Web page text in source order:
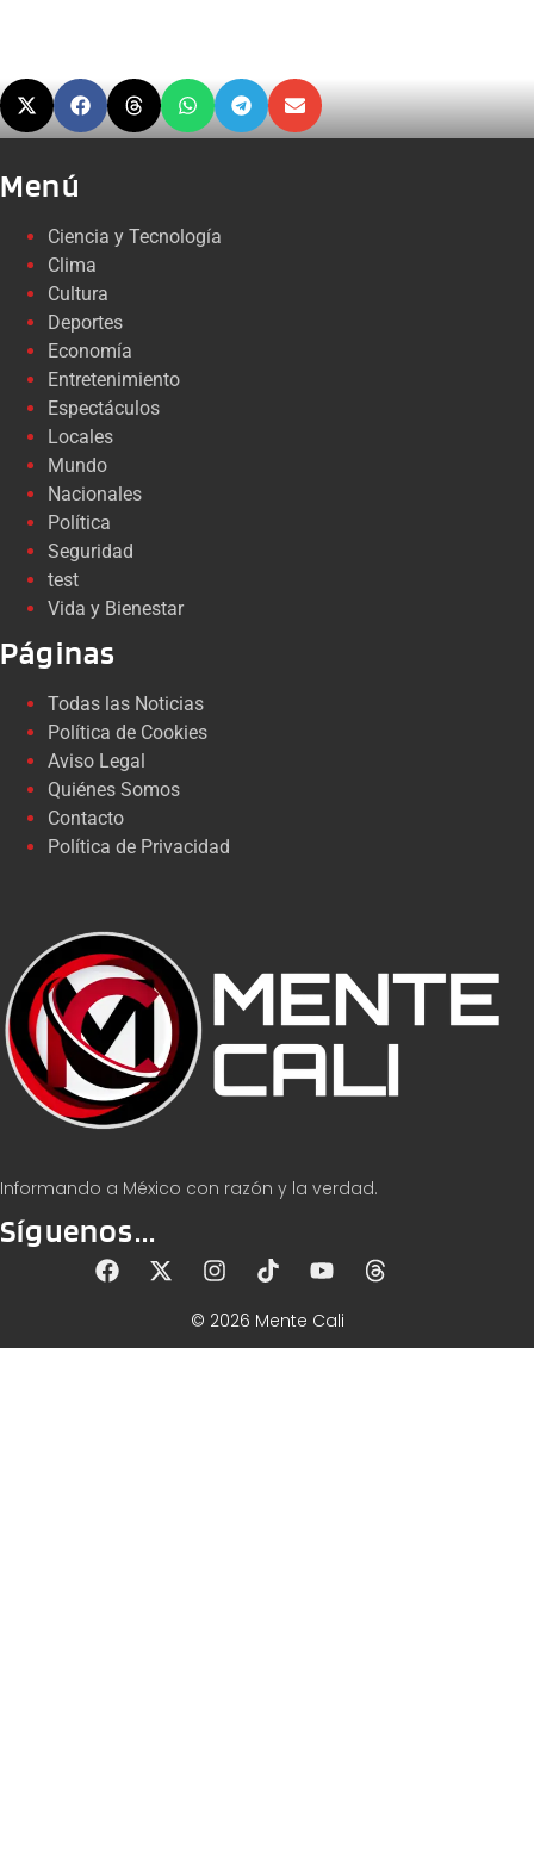
Informando a México con razón y la verdad.
Síguenos...
Menú
Ciencia y Tecnología
Clima
Cultura
Deportes
Economía
Entretenimiento
Espectáculos
Locales
Mundo
Nacionales
Política
Seguridad
test
Vida y Bienestar
Páginas
Todas las Noticias
Política de Cookies
Aviso Legal
Quiénes Somos
Contacto
Política de Privacidad
© 2026 Mente Cali